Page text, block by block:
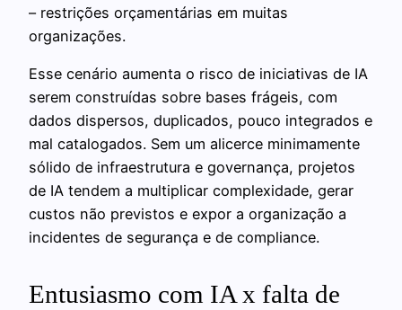
– restrições orçamentárias em muitas
organizações.
Esse cenário aumenta o risco de iniciativas de IA
serem construídas sobre bases frágeis, com
dados dispersos, duplicados, pouco integrados e
mal catalogados. Sem um alicerce minimamente
sólido de infraestrutura e governança, projetos
de IA tendem a multiplicar complexidade, gerar
custos não previstos e expor a organização a
incidentes de segurança e de compliance.
Entusiasmo com IA x falta de